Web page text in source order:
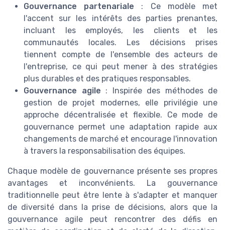
Gouvernance partenariale : Ce modèle met
l'accent sur les intérêts des parties prenantes,
incluant les employés, les clients et les
communautés locales. Les décisions prises
tiennent compte de l'ensemble des acteurs de
l'entreprise, ce qui peut mener à des stratégies
plus durables et des pratiques responsables.
Gouvernance agile : Inspirée des méthodes de
gestion de projet modernes, elle privilégie une
approche décentralisée et flexible. Ce mode de
gouvernance permet une adaptation rapide aux
changements de marché et encourage l'innovation
à travers la responsabilisation des équipes.
Chaque modèle de gouvernance présente ses propres
avantages et inconvénients. La gouvernance
traditionnelle peut être lente à s'adapter et manquer
de diversité dans la prise de décisions, alors que la
gouvernance agile peut rencontrer des défis en